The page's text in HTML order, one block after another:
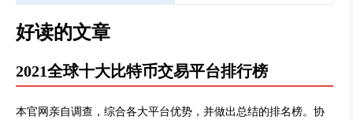
好读的文章
2021全球十大比特币交易平台排行榜
本官网亲自调查，综合各大平台优势，并做出总结的排名榜。协